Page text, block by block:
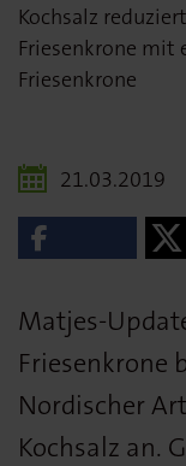
Kochsalz
Friesenkrone mit
Friesenkrone
21.03.2019
Matjes-
Friesenkrone
Nordischer
Kochsalz an.